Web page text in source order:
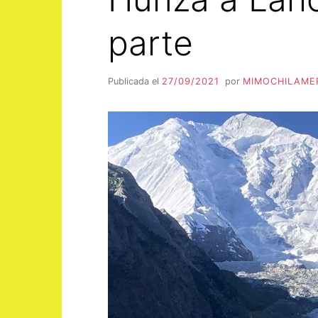
parte
Publicada el 27/09/2021 por